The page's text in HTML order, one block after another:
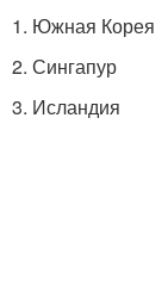
1. Южная Корея
2. Сингапур
3. Исландия